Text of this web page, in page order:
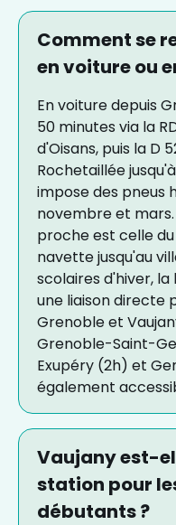
Comment se
en voiture ou
En voiture depuis
50 minutes via la
d'Oisans, puis la D
Rochetaillée
impose des pneus
novembre et
proche est celle
navette jusqu'au
scolaires d'hiver,
une liaison directe
Grenoble et
Grenoble-Saint-
Exupéry (2h) et
également
Vaujany est-
station pour
débutants ?